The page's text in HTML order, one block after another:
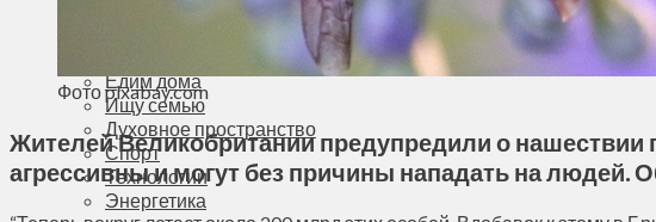
Едим дома
Ищу семью
Духовное пространство
Спорт
Технологии
Энергетика
Фото pixabay.com
Жителей Великобритании предупредили о нашествии
агрессивны и могут без причины нападать на людей.